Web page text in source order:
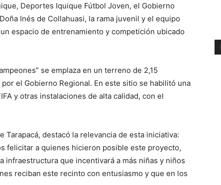
Deportes Iquique Fútbol Joven, el Gobierno
Inés de Collahuasi, la rama juvenil y el equipo
espacio de entrenamiento y competición ubicado
se emplaza en un terreno de 2,15
el Gobierno Regional. En este sitio se habilitó una
y otras instalaciones de alta calidad, con el
destacó la relevancia de esta iniciativa:
felicitar a quienes hicieron posible este proyecto,
infraestructura que incentivará a más niñas y niños
reciban este recinto con entusiasmo y que en los